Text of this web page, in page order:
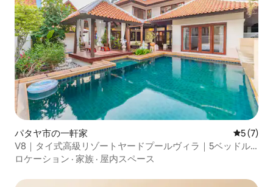
パタヤ市の一軒家 レビュー
5 (7)
V8｜タイ式高級リゾートヤードプールヴィラ｜5ベッドル
ーム6バスルーム｜市内中心部Thaibaliの高級閉鎖型コミュ
ロケーション · 家族 · 屋内スペース